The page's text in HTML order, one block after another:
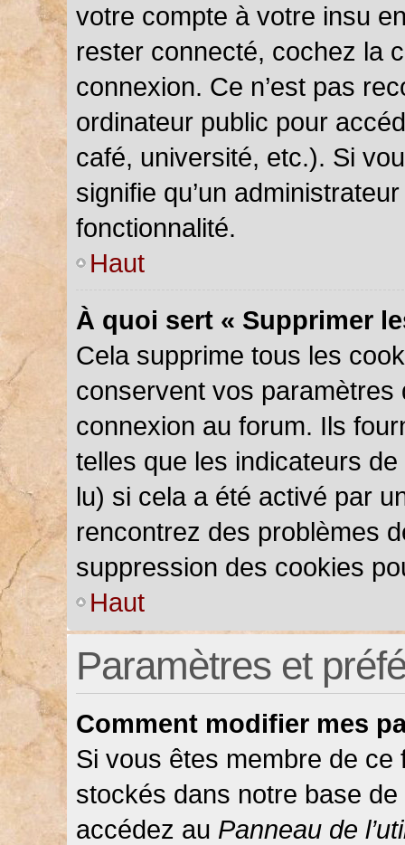
votre compte à votre insu
rester connecté, cochez la
connexion. Ce n’est pas
ordinateur public pour
café, université, etc.). Si
signifie qu’un
fonctionnalité.
Haut
À quoi sert « Supprimer
Cela supprime tous les
conservent vos paramètres
connexion au forum. Ils
telles que les indicateurs
lu) si cela a été activé par
rencontrez des problèmes
suppression des cookies
Haut
Paramètres et
Comment modifier mes
Si vous êtes membre de
stockés dans notre base
accédez au Panneau de